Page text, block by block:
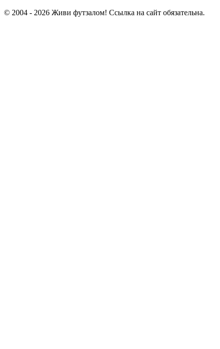
© 2004 - 2026 Живи футзалом! Ссылка на сайт обязательна.